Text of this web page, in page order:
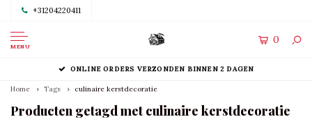
+31204220411
MENU
0
ONLINE ORDERS VERZONDEN BINNEN 2 DAGEN
Home Tags culinaire kerstdecoratie
Producten getagd met culinaire kerstdecoratie